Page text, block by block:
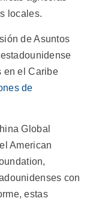
locales.
de Asuntos
en el Caribe
de
Global
American
con
estas